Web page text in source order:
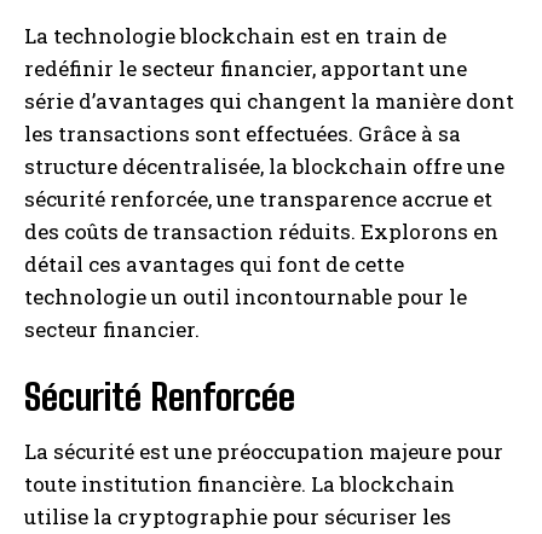
La technologie blockchain est en train de
redéfinir le secteur financier, apportant une
série d’avantages qui changent la manière dont
les transactions sont effectuées. Grâce à sa
structure décentralisée, la blockchain offre une
sécurité renforcée, une transparence accrue et
des coûts de transaction réduits. Explorons en
détail ces avantages qui font de cette
technologie un outil incontournable pour le
secteur financier.
Sécurité Renforcée
La sécurité est une préoccupation majeure pour
toute institution financière. La blockchain
utilise la cryptographie pour sécuriser les